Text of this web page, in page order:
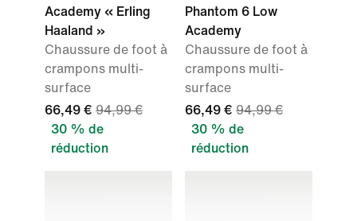
Academy « Erling
Haaland »
Chaussure de foot à
crampons multi-
surface
66,49 € 94,99 €
30 % de
réduction
Phantom 6 Low
Academy
Chaussure de foot à
crampons multi-
surface
66,49 € 94,99 €
30 % de
réduction